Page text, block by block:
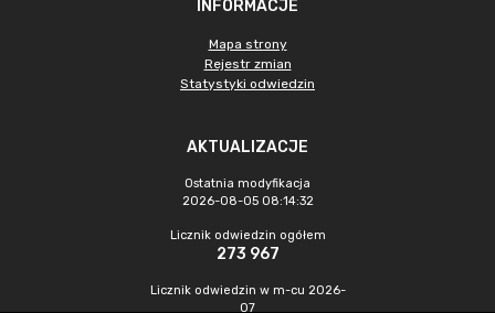
INFORMACJE
Mapa strony
Rejestr zmian
Statystyki odwiedzin
AKTUALIZACJE
Ostatnia modyfikacja
2026-08-05 08:14:32
Licznik odwiedzin ogółem
273 967
Licznik odwiedzin w m-cu 2026-
07